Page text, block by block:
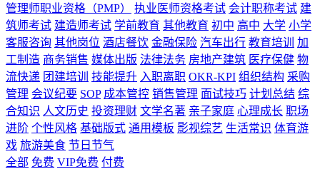
管理师职业资格（PMP）
执业医师资格考试 会计职称考试 建
筑师考试 建造师考试 学前教育 其他教育 初中 高中 大学 小学
客服咨询 其他岗位 酒店餐饮 金融保险 汽车出行 教育培训
加
工制造 商务销售 媒体出版 法律法务 房地产建筑 医疗保健 物
流快递 团建培训 技能提升 入职离职 OKR-KPI 组织结构 采购
管理 会议纪要 SOP 成本管控 销售管理 面试技巧 计划总结 综
合知识 人文历史 投资理财 文学名著 亲子家庭 心理成长 职场
进阶 个性风格 基础版式 通用模板 影视综艺 生活常识 体育游
戏 旅游美食 节日节气
全部 免费 VIP免费 付费